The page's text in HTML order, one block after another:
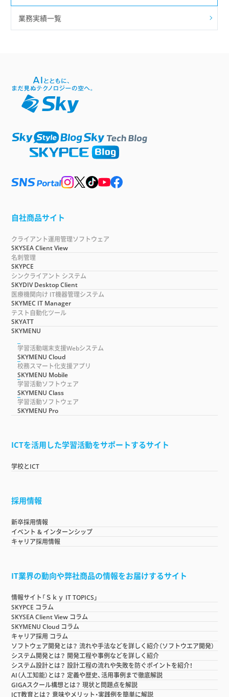
業務実績一覧
自社商品サイト
クライアント運用管理ソフトウェア
SKYSEA Client View
名刺管理
SKYPCE
シンクライアント システム
SKYDIV Desktop Client
医療機関向け IT機器管理システム
SKYMEC IT Manager
テスト自動化ツール
SKYATT
SKYMENU
学習活動端末支援Webシステム
SKYMENU Cloud
校務スマート化支援アプリ
SKYMENU Mobile
学習活動ソフトウェア
SKYMENU Class
学習活動ソフトウェア
SKYMENU Pro
ICTを活用した学習活動をサポートするサイト
学校とICT
採用情報
新卒採用情報
イベント & インターンシップ
キャリア採用情報
IT業界の動向や弊社商品の情報をお届けするサイト
情報サイト「Ｓｋｙ IT TOPICS」
SKYPCE コラム
SKYSEA Client View コラム
SKYMENU Cloud コラム
キャリア採用 コラム
ソフトウェア開発とは？ 流れや手法などを詳しく紹介（ソフトウエア開発）
システム開発とは？ 開発工程や事例などを詳しく紹介
システム設計とは？ 設計工程の流れや失敗を防ぐポイントを紹介！
AI（人工知能）とは？ 定義や歴史、活用事例まで徹底解説
GIGAスクール構想とは？ 現状と問題点を解説
ICT教育とは？ 意味やメリット・実践例を簡単に解説